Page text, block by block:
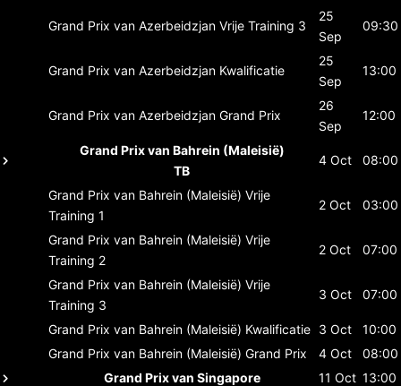
Grand Prix van Azerbeidzjan Vrije Training 3
25
Sep
09:30
Grand Prix van Azerbeidzjan Kwalificatie
25
Sep
13:00
Grand Prix van Azerbeidzjan Grand Prix
26
Sep
12:00
Grand Prix van Bahrein (Maleisië)
TB
4 Oct 08:00
Grand Prix van Bahrein (Maleisië) Vrije
Training 1
2 Oct 03:00
Grand Prix van Bahrein (Maleisië) Vrije
Training 2
2 Oct 07:00
Grand Prix van Bahrein (Maleisië) Vrije
Training 3
3 Oct 07:00
Grand Prix van Bahrein (Maleisië) Kwalificatie 3 Oct
10:00
Grand Prix van Bahrein (Maleisië) Grand Prix 4 Oct
08:00
Grand Prix van Singapore
11 Oct 13:00